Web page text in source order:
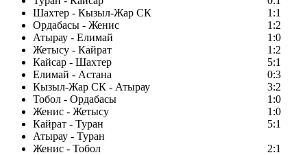
Шахтер - Кызыл-Жар СК
1:1
Ордабасы - Женис
1:2
Атырау - Елимай
1:0
Жетысу - Кайрат
1:2
Кайсар - Шахтер
5:1
Елимай - Астана
0:3
Кызыл-Жар СК - Атырау
3:2
Тобол - Ордабасы
1:0
Женис - Жетысу
1:0
Кайрат - Туран
5:1
Атырау - Туран
Женис - Тобол
2:1